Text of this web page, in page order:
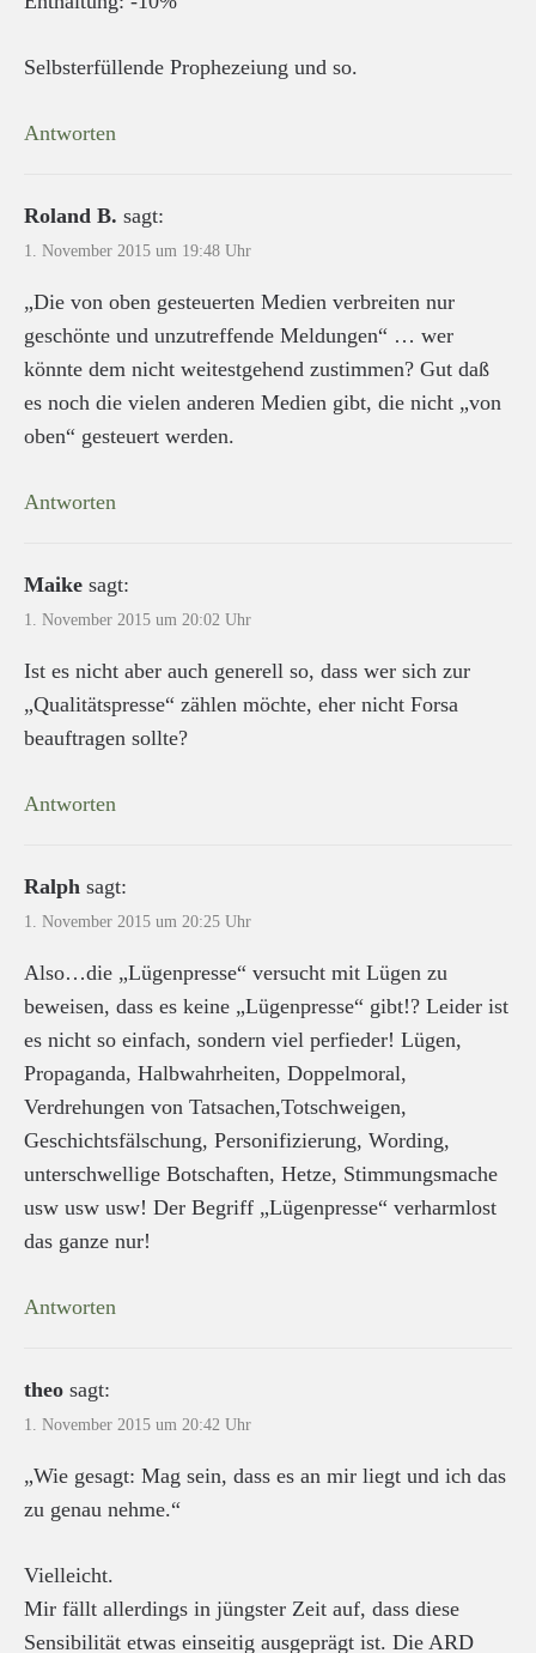
Selbsterfüllende Prophezeiung und so.
Antworten
Roland B. sagt:
1. November 2015 um 19:48 Uhr
„Die von oben gesteuerten Medien verbreiten nur
geschönte und unzutreffende Meldungen“ … wer
könnte dem nicht weitestgehend zustimmen? Gut daß
es noch die vielen anderen Medien gibt, die nicht „von
oben“ gesteuert werden.
Antworten
Maike sagt:
1. November 2015 um 20:02 Uhr
Ist es nicht aber auch generell so, dass wer sich zur
„Qualitätspresse“ zählen möchte, eher nicht Forsa
beauftragen sollte?
Antworten
Ralph sagt:
1. November 2015 um 20:25 Uhr
Also…die „Lügenpresse“ versucht mit Lügen zu
beweisen, dass es keine „Lügenpresse“ gibt!? Leider ist
es nicht so einfach, sondern viel perfieder! Lügen,
Propaganda, Halbwahrheiten, Doppelmoral,
Verdrehungen von Tatsachen,Totschweigen,
Geschichtsfälschung, Personifizierung, Wording,
unterschwellige Botschaften, Hetze, Stimmungsmache
usw usw usw! Der Begriff „Lügenpresse“ verharmlost
das ganze nur!
Antworten
theo sagt:
1. November 2015 um 20:42 Uhr
„Wie gesagt: Mag sein, dass es an mir liegt und ich das
zu genau nehme.“
Vielleicht.
Mir fällt allerdings in jüngster Zeit auf, dass diese
Sensibilität etwas einseitig ausgeprägt ist. Die ARD